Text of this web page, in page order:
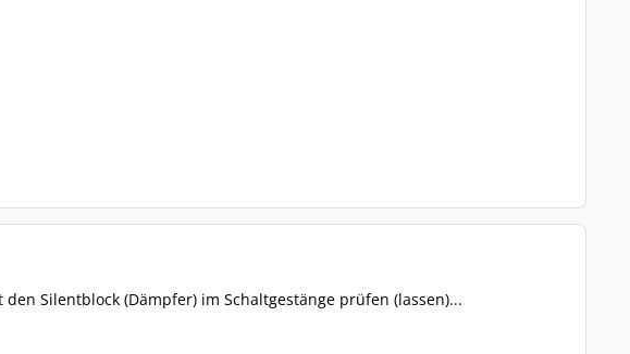
Silentblock (Dämpfer) im Schaltgestänge prüfen (lassen)...